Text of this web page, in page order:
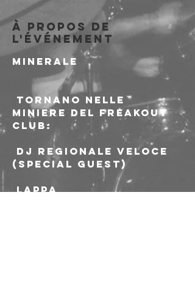
À propos de
l'événement
MINERALE
miniere del Freakout
Club:
(special guest)
Lappa